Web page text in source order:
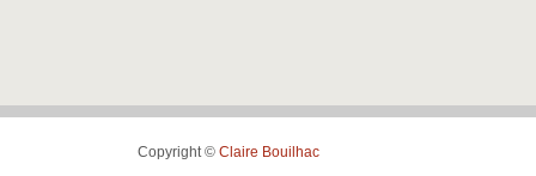
Copyright © Claire Bouilhac